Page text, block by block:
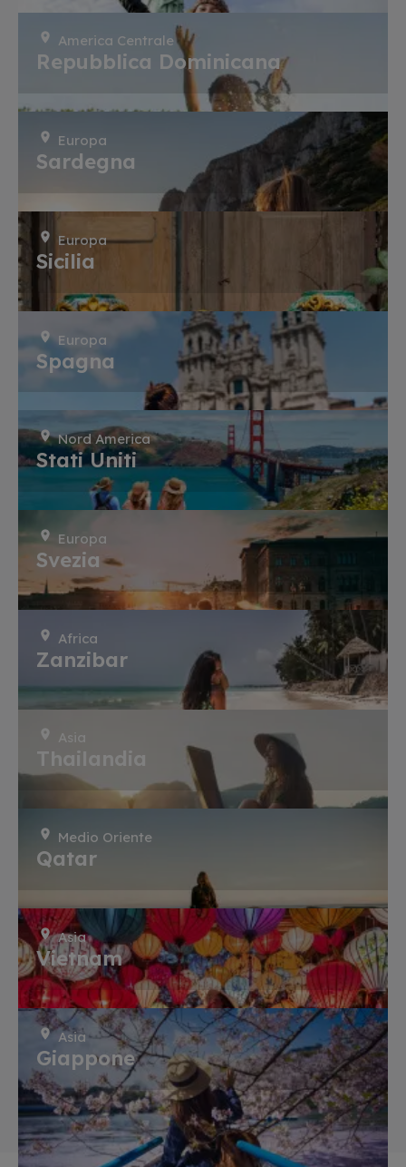
America Centrale
Repubblica Dominicana
Europa
Sardegna
Europa
Sicilia
Europa
Spagna
Nord America
Stati Uniti
Europa
Svezia
Africa
Zanzibar
Asia
Thailandia
Medio Oriente
Qatar
Asia
Vietnam
Asia
Giappone